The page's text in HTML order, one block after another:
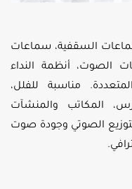
السقفية، سماعات
الصوت، أنظمة النداء
مناسبة للفلل،
المكاتب والمنشآت
الصوتي وجودة صوت